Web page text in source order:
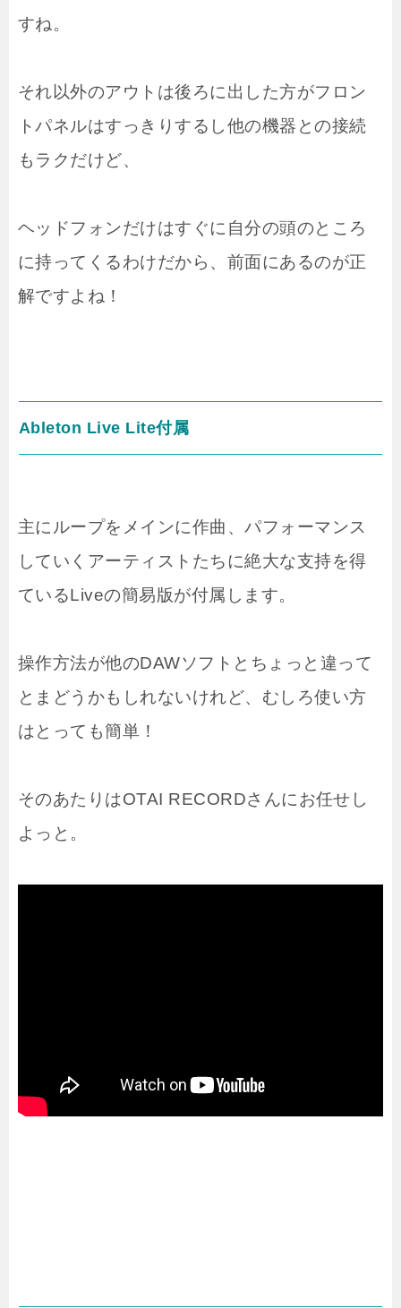
すね。
それ以外のアウトは後ろに出した方がフロン
トパネルはすっきりするし他の機器との接続
もラクだけど、
ヘッドフォンだけはすぐに自分の頭のところ
に持ってくるわけだから、前面にあるのが正
解ですよね！
Ableton Live Lite付属
主にループをメインに作曲、パフォーマンス
していくアーティストたちに絶大な支持を得
ているLiveの簡易版が付属します。
操作方法が他のDAWソフトとちょっと違って
とまどうかもしれないけれど、むしろ使い方
はとっても簡単！
そのあたりはOTAI RECORDさんにお任せし
よっと。